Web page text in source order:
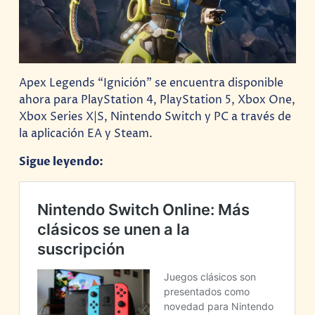
Apex Legends “Ignición” se encuentra disponible
ahora para PlayStation 4, PlayStation 5, Xbox One,
Xbox Series X|S, Nintendo Switch y PC a través de
la aplicación EA y Steam.
Sigue leyendo: